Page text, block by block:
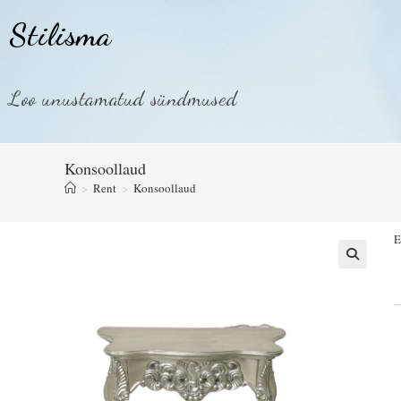
Stilisma
Loo unustamatud sündmused
Konsoollaud
> Rent > Konsoollaud